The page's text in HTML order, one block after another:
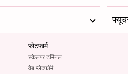
प्लेटफार्म
स्केलपर टर्मिनल
वेब प्लेटफॉर्म